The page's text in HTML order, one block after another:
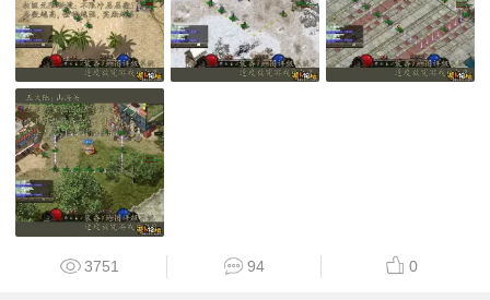
3751 94 0